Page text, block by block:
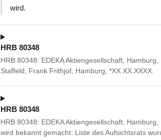
wird.
HRB 80348
HRB 80348: EDEKA Aktiengesellschaft,
Staffeld, Frank Frithjof, Hamburg, *XX.XX.XXXX.
HRB 80348
HRB 80348: EDEKA Aktiengesellschaft,
wird bekannt gemacht: Liste des Aufsichtsrats